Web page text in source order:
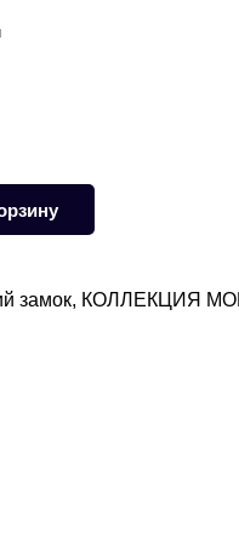
замок, КОЛЛЕКЦИЯ